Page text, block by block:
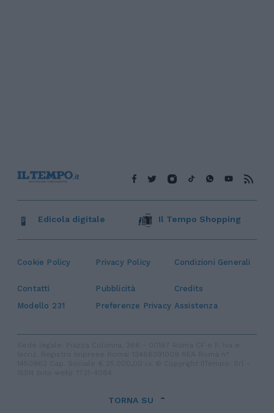
Cookie Policy Privacy Policy Condizioni Generali
Contatti Pubblicità
Credits
Modello 231
Preferenze Privacy Assistenza
Edicola digitale Il Tempo Shopping
TORNA SU